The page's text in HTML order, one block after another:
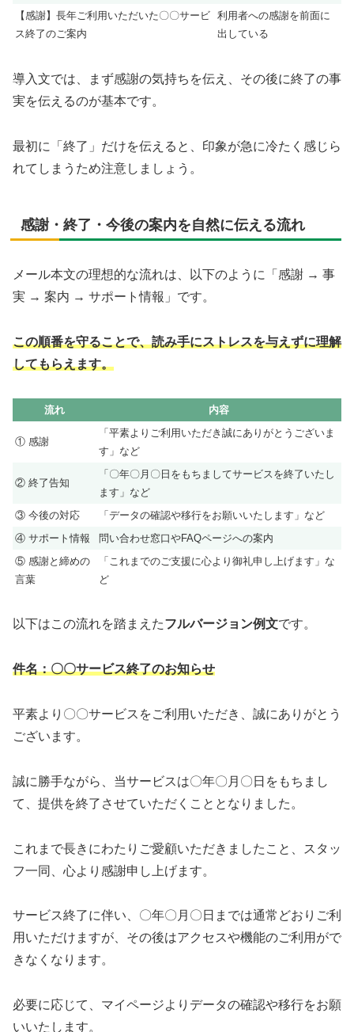
【感謝】長年ご利用いただいた〇〇サービ
ス終了のご案内
利用者への感謝を前面に
出している
導入文では、まず感謝の気持ちを伝え、その後に終了の事
実を伝えるのが基本です。
最初に「終了」だけを伝えると、印象が急に冷たく感じら
れてしまうため注意しましょう。
感謝・終了・今後の案内を自然に伝える流れ
メール本文の理想的な流れは、以下のように「感謝 → 事
実 → 案内 → サポート情報」です。
この順番を守ることで、読み手にストレスを与えずに理解
してもらえます。
流れ 内容
① 感謝
「平素よりご利用いただき誠にありがとうございま
す」など
② 終了告知
「〇年〇月〇日をもちましてサービスを終了いたし
ます」など
③ 今後の対応
「データの確認や移行をお願いいたします」など
④ サポート情報
問い合わせ窓口やFAQページへの案内
⑤ 感謝と締めの
言葉
「これまでのご支援に心より御礼申し上げます」な
ど
以下はこの流れを踏まえたフルバージョン例文です。
件名：〇〇サービス終了のお知らせ
平素より〇〇サービスをご利用いただき、誠にありがとう
ございます。
誠に勝手ながら、当サービスは〇年〇月〇日をもちまし
て、提供を終了させていただくこととなりました。
これまで長きにわたりご愛顧いただきましたこと、スタッ
フ一同、心より感謝申し上げます。
サービス終了に伴い、〇年〇月〇日までは通常どおりご利
用いただけますが、その後はアクセスや機能のご利用がで
きなくなります。
必要に応じて、マイページよりデータの確認や移行をお願
いいたします。